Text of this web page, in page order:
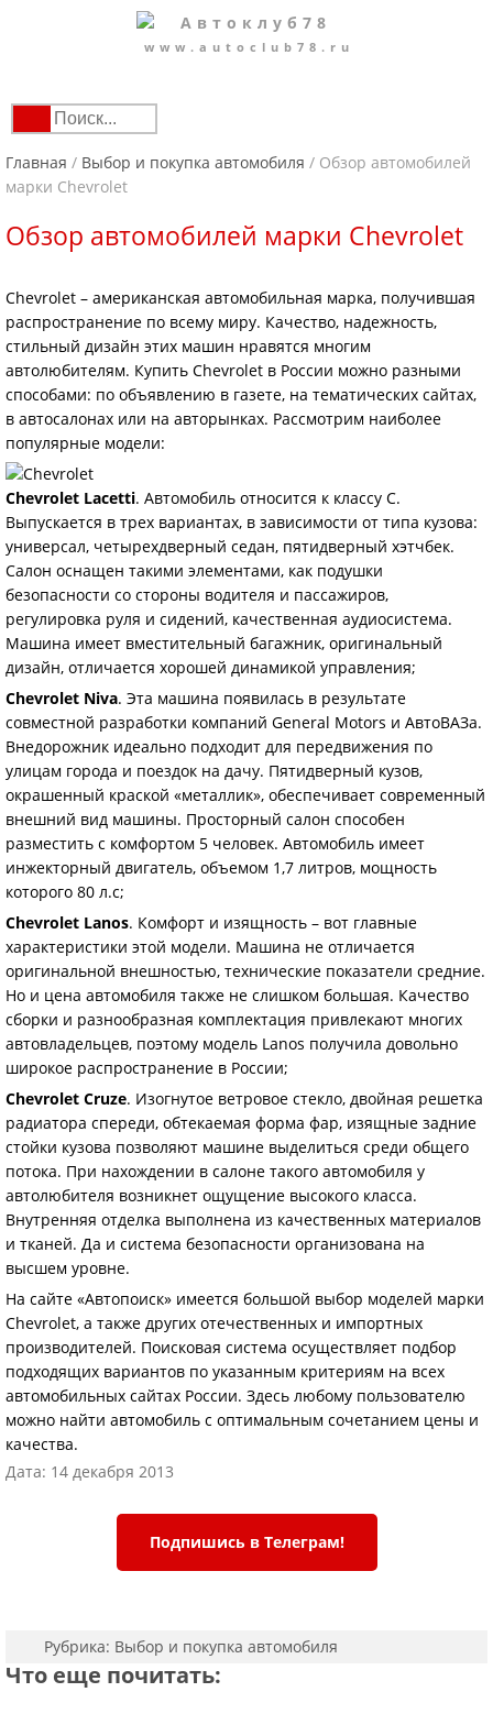
www.autoclub78.ru
Главная / Выбор и покупка автомобиля / Обзор автомобилей
марки Chevrolet
Обзор автомобилей марки Chevrolet
Chevrolet – американская автомобильная марка, получившая
распространение по всему миру. Качество, надежность,
стильный дизайн этих машин нравятся многим
автолюбителям. Купить Chevrolet в России можно разными
способами: по объявлению в газете, на тематических сайтах,
в автосалонах или на авторынках. Рассмотрим наиболее
популярные модели:
Chevrolet Lacetti. Автомобиль относится к классу С.
Выпускается в трех вариантах, в зависимости от типа кузова:
универсал, четырехдверный седан, пятидверный хэтчбек.
Салон оснащен такими элементами, как подушки
безопасности со стороны водителя и пассажиров,
регулировка руля и сидений, качественная аудиосистема.
Машина имеет вместительный багажник, оригинальный
дизайн, отличается хорошей динамикой управления;
Chevrolet Niva. Эта машина появилась в результате
совместной разработки компаний General Motors и АвтоВАЗа.
Внедорожник идеально подходит для передвижения по
улицам города и поездок на дачу. Пятидверный кузов,
окрашенный краской «металлик», обеспечивает современный
внешний вид машины. Просторный салон способен
разместить с комфортом 5 человек. Автомобиль имеет
инжекторный двигатель, объемом 1,7 литров, мощность
которого 80 л.с;
Chevrolet Lanos. Комфорт и изящность – вот главные
характеристики этой модели. Машина не отличается
оригинальной внешностью, технические показатели средние.
Но и цена автомобиля также не слишком большая. Качество
сборки и разнообразная комплектация привлекают многих
автовладельцев, поэтому модель Lanos получила довольно
широкое распространение в России;
Chevrolet Cruze. Изогнутое ветровое стекло, двойная решетка
радиатора спереди, обтекаемая форма фар, изящные задние
стойки кузова позволяют машине выделиться среди общего
потока. При нахождении в салоне такого автомобиля у
автолюбителя возникнет ощущение высокого класса.
Внутренняя отделка выполнена из качественных материалов
и тканей. Да и система безопасности организована на
высшем уровне.
На сайте «Автопоиск» имеется большой выбор моделей марки
Chevrolet, а также других отечественных и импортных
производителей. Поисковая система осуществляет подбор
подходящих вариантов по указанным критериям на всех
автомобильных сайтах России. Здесь любому пользователю
можно найти автомобиль с оптимальным сочетанием цены и
качества.
Дата: 14 декабря 2013
Подпишись в Телеграм!
Рубрика: Выбор и покупка автомобиля
Что еще почитать: